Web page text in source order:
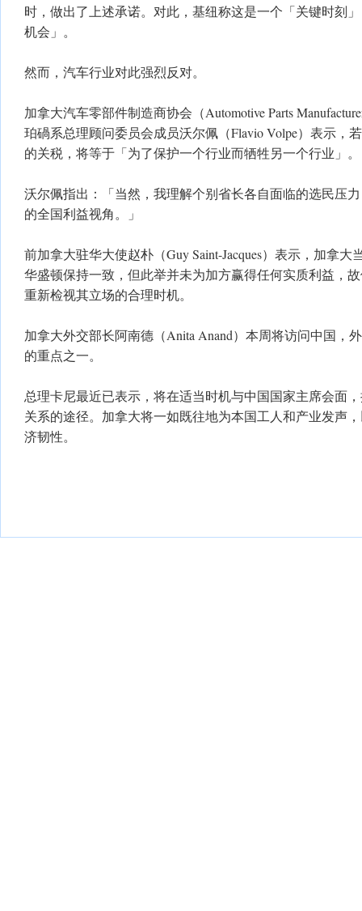
时，做出了上述承诺。对此，基纽称这是一个「关键时刻
机会」。
然而，汽车行业对此强烈反对。
加拿大汽车零部件制造商协会（Automotive Parts
珀碢系总理顾问委员会成员沃尔佩（Flavio Volpe）表示，
的关税，将等于「为了保护一个行业而牺牲另一个行业」。
沃尔佩指出：「当然，我理解个别省长各自面临的选民压
的全国利益视角。」
前加拿大驻华大使赵朴（Guy Saint-Jacques）表示，加拿
华盛顿保持一致，但此举并未为加方赢得任何实质利益，
重新检视其立场的合理时机。
加拿大外交部长阿南德（Anita Anand）本周将访问中国，
的重点之一。
总理卡尼最近已表示，将在适当时机与中国国家主席会面
关系的途径。加拿大将一如既往地为本国工人和产业发声
济韧性。